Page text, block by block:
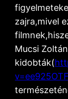
zajra,mivel
Mucsi
kidobták(